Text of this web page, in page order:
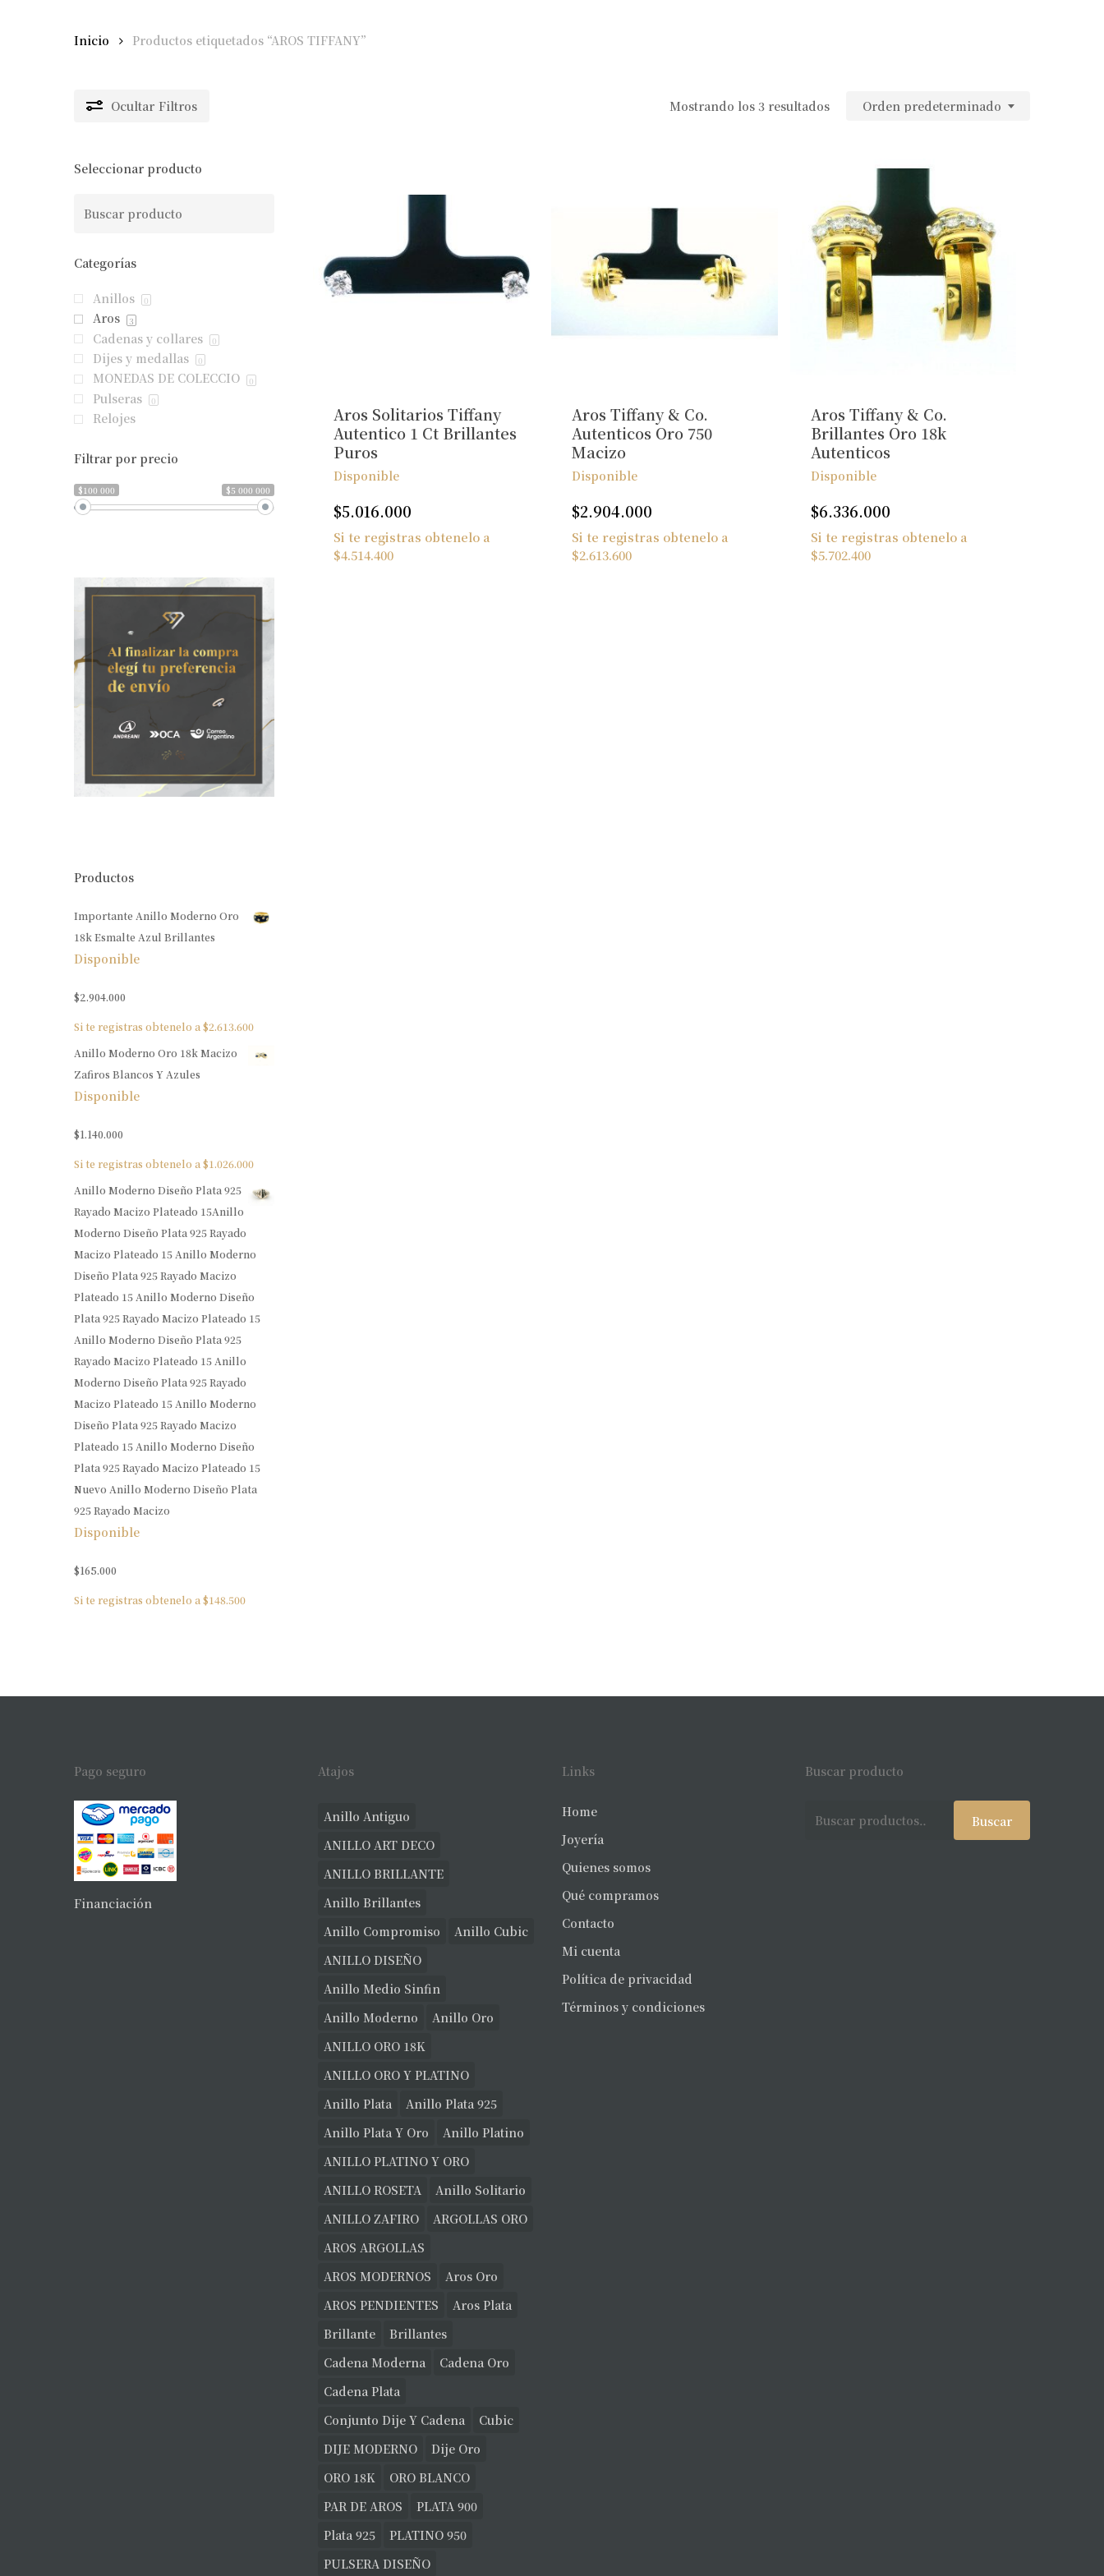
Inicio Productos etiquetados “AROS TIFFANY”
Ocultar Filtros Mostrando los 3 resultados Orden predeterminado
Seleccionar producto
Categorías
Anillos 0
Aros 3
Cadenas y collares 0
Dijes y medallas 0
MONEDAS DE COLECCIO 0
Pulseras 0
Relojes
Filtrar por precio
$100 000 $5 000 000
Productos
Importante Anillo Moderno Oro
18k Esmalte Azul Brillantes
Disponible
$2.904.000
Si te registras obtenelo a $2.613.600
Anillo Moderno Oro 18k Macizo
Zafiros Blancos Y Azules
Disponible
$1.140.000
Si te registras obtenelo a $1.026.000
Anillo Moderno Diseño Plata 925
Rayado Macizo Plateado 15Anillo
Moderno Diseño Plata 925 Rayado
Macizo Plateado 15 Anillo Moderno
Diseño Plata 925 Rayado Macizo
Plateado 15 Anillo Moderno Diseño
Plata 925 Rayado Macizo Plateado 15
Anillo Moderno Diseño Plata 925
Rayado Macizo Plateado 15 Anillo
Moderno Diseño Plata 925 Rayado
Macizo Plateado 15 Anillo Moderno
Diseño Plata 925 Rayado Macizo
Plateado 15 Anillo Moderno Diseño
Plata 925 Rayado Macizo Plateado 15
Nuevo Anillo Moderno Diseño Plata
925 Rayado Macizo
Disponible
$165.000
Si te registras obtenelo a $148.500
Aros Solitarios Tiffany
Autentico 1 Ct Brillantes
Puros
Disponible
$5.016.000
Si te registras obtenelo a
$4.514.400
Aros Tiffany & Co.
Autenticos Oro 750
Macizo
Disponible
$2.904.000
Si te registras obtenelo a
$2.613.600
Aros Tiffany & Co.
Brillantes Oro 18k
Autenticos
Disponible
$6.336.000
Si te registras obtenelo a
$5.702.400
Pago seguro
Financiación
Atajos
Anillo Antiguo
ANILLO ART DECO
ANILLO BRILLANTE
Anillo Brillantes
Anillo Compromiso
Anillo Cubic
ANILLO DISEÑO
Anillo Medio Sinfin
Anillo Moderno
Anillo Oro
ANILLO ORO 18K
ANILLO ORO Y PLATINO
Anillo Plata
Anillo Plata 925
Anillo Plata Y Oro
Anillo Platino
ANILLO PLATINO Y ORO
ANILLO ROSETA
Anillo Solitario
ANILLO ZAFIRO
ARGOLLAS ORO
AROS ARGOLLAS
AROS MODERNOS
Aros Oro
AROS PENDIENTES
Aros Plata
Brillante
Brillantes
Cadena Moderna
Cadena Oro
Cadena Plata
Conjunto Dije Y Cadena
Cubic
DIJE MODERNO
Dije Oro
ORO 18K
ORO BLANCO
PAR DE AROS
PLATA 900
Plata 925
PLATINO 950
PULSERA DISEÑO
Links
Home
Joyería
Quienes somos
Qué compramos
Contacto
Mi cuenta
Política de privacidad
Términos y condiciones
Buscar producto
Buscar